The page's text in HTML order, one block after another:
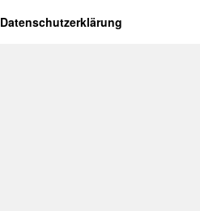
Datenschutzerklärung